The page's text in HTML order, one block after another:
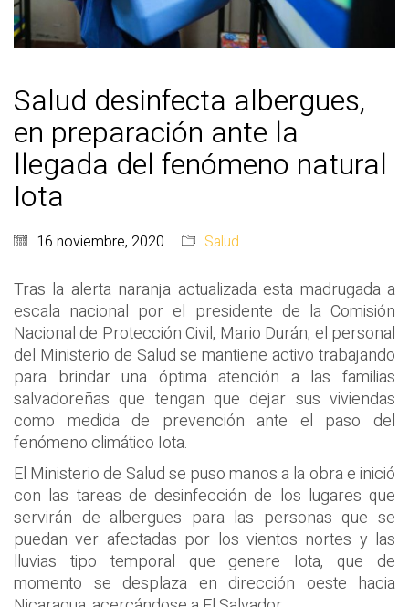
Salud desinfecta albergues,
en preparación ante la
llegada del fenómeno natural
Iota
16 noviembre, 2020 Salud
Tras la alerta naranja actualizada esta madrugada a
escala nacional por el presidente de la Comisión
Nacional de Protección Civil, Mario Durán, el personal
del Ministerio de Salud se mantiene activo trabajando
para brindar una óptima atención a las familias
salvadoreñas que tengan que dejar sus viviendas
como medida de prevención ante el paso del
fenómeno climático Iota.
El Ministerio de Salud se puso manos a la obra e inició
con las tareas de desinfección de los lugares que
servirán de albergues para las personas que se
puedan ver afectadas por los vientos nortes y las
lluvias tipo temporal que genere Iota, que de
momento se desplaza en dirección oeste hacia